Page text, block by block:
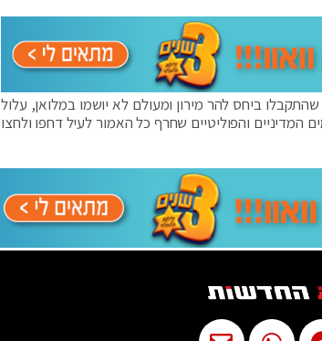
ביחס להר מירון ומעולם לא יושמו במלואן, עלול
המדיניים והפוליטיים שחרף כל האמור לעיל דחפו ולחצו